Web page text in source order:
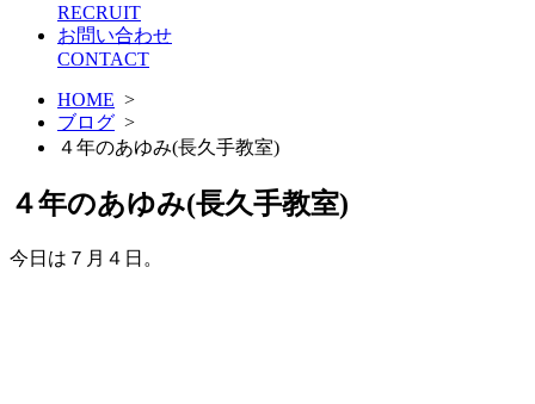
RECRUIT
お問い合わせ
CONTACT
HOME >
ブログ >
４年のあゆみ(長久手教室)
４年のあゆみ(長久手教室)
今日は７月４日。